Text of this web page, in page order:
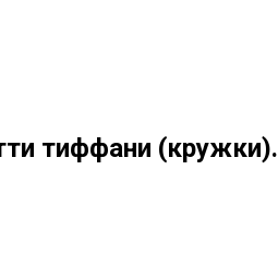
тиффани (кружки).